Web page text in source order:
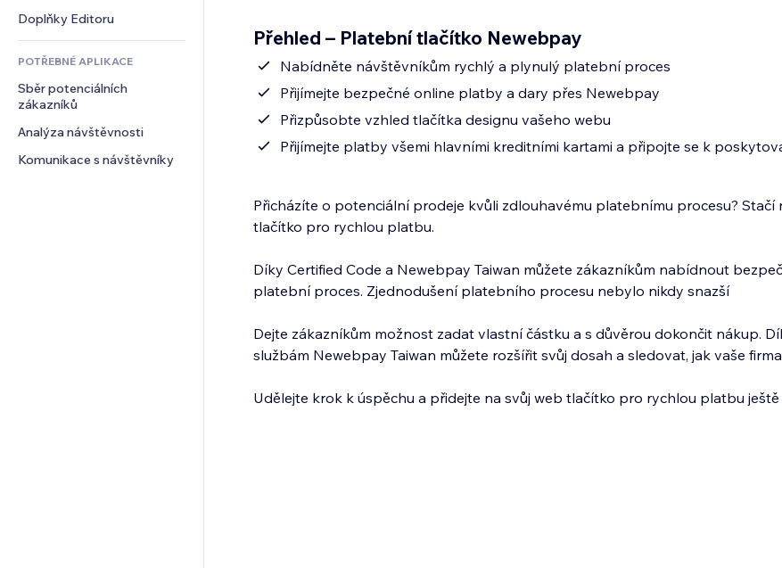
Jídlo a nápoje
Kalkulačky
Vyhledávání
Počasí
Tabulky a grafy
Komunita
Reference a recenze
CRM
Doplňky Editoru
POTŘEBNÉ APLIKACE
Sběr potenciálních
zákazníků
Analýza návštěvnosti
Komunikace s návštěvníky
Přehled – Platební tlačítko Newebpay
Nabídněte návštěvníkům rychlý a plynulý platební proces
Přijímejte bezpečné online platby a dary přes Newebpay
Přizpůsobte vzhled tlačítka designu vašeho webu
Přijímejte platby všemi hlavními kreditními kartami a připojte se k
Přicházíte o potenciální prodeje kvůli zdlouhavému platebnímu procesu? Stačí
tlačítko pro rychlou platbu.
Díky Certified Code a Newebpay Taiwan můžete zákazníkům nabídnout
platební proces. Zjednodušení platebního procesu nebylo nikdy snazší
Dejte zákazníkům možnost zadat vlastní částku a s důvěrou dokončit nákup.
službám Newebpay Taiwan můžete rozšířit svůj dosah a sledovat, jak vaše
Udělejte krok k úspěchu a přidejte na svůj web tlačítko pro rychlou platbu ještě